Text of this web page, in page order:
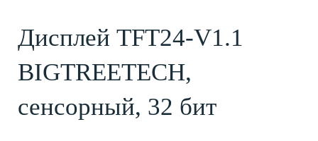
Дисплей TFT24-V1.1
BIGTREETECH,
сенсорный, 32 бит